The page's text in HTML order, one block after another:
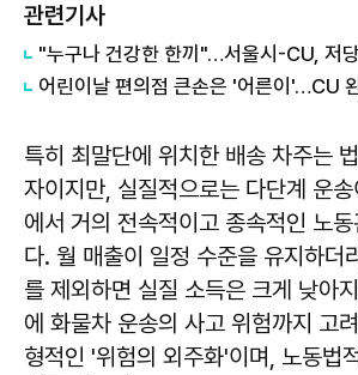
관련기사
특히 최말단에 위치한 배송 차주는
자이지만, 실질적으로는 다단계 운
에서 거의 전속적이고 종속적인 노
다. 월 매출이 일정 수준을 유지하더
를 제외하면 실질 소득은 크게 낮아
에 화물차 운송의 사고 위험까지 고
형적인 '위험의 외주화'이며, 노동법